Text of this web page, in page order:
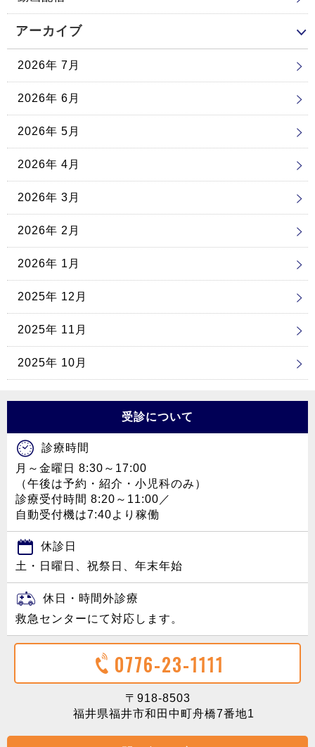
アーカイブ
2026年 7月
2026年 6月
2026年 5月
2026年 4月
2026年 3月
2026年 2月
2026年 1月
2025年 12月
2025年 11月
2025年 10月
受診について
診療時間
月～金曜日 8:30～17:00
（午後は予約・紹介・小児科のみ）
診療受付時間 8:20～11:00／
自動受付機は7:40より稼働
休診日
土・日曜日、祝祭日、年末年始
休日・時間外診療
救急センターにて対応します。
0776-23-1111
〒918-8503
福井県福井市和田中町舟橋7番地1